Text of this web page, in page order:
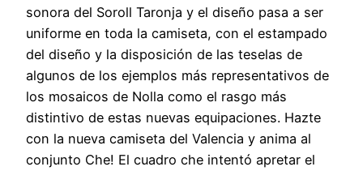
sonora del Soroll Taronja y el diseño pasa a ser
uniforme en toda la camiseta, con el estampado
del diseño y la disposición de las teselas de
algunos de los ejemplos más representativos de
los mosaicos de Nolla como el rasgo más
distintivo de estas nuevas equipaciones. Hazte
con la nueva camiseta del Valencia y anima al
conjunto Che! El cuadro che intentó apretar el